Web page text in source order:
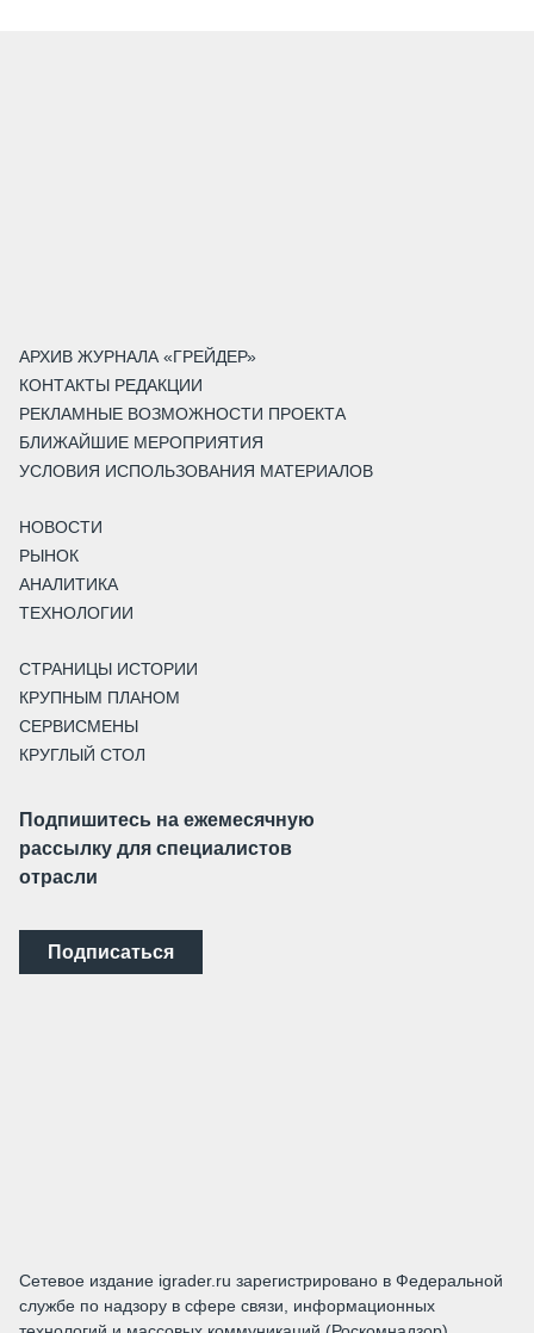
АРХИВ ЖУРНАЛА «ГРЕЙДЕР»
КОНТАКТЫ РЕДАКЦИИ
РЕКЛАМНЫЕ ВОЗМОЖНОСТИ ПРОЕКТА
БЛИЖАЙШИЕ МЕРОПРИЯТИЯ
УСЛОВИЯ ИСПОЛЬЗОВАНИЯ МАТЕРИАЛОВ
НОВОСТИ
РЫНОК
АНАЛИТИКА
ТЕХНОЛОГИИ
СТРАНИЦЫ ИСТОРИИ
КРУПНЫМ ПЛАНОМ
СЕРВИСМЕНЫ
КРУГЛЫЙ СТОЛ
Подпишитесь на ежемесячную
рассылку для специалистов
отрасли
Подписаться
Сетевое издание igrader.ru зарегистрировано в Федеральной
службе по надзору в сфере связи, информационных